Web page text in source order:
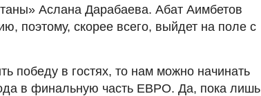
Аслана Дарабаева. Абат Аимбетов
поэтому, скорее всего, выйдет на поле с
победу в гостях, то нам можно начинать
в финальную часть ЕВРО. Да, пока лишь